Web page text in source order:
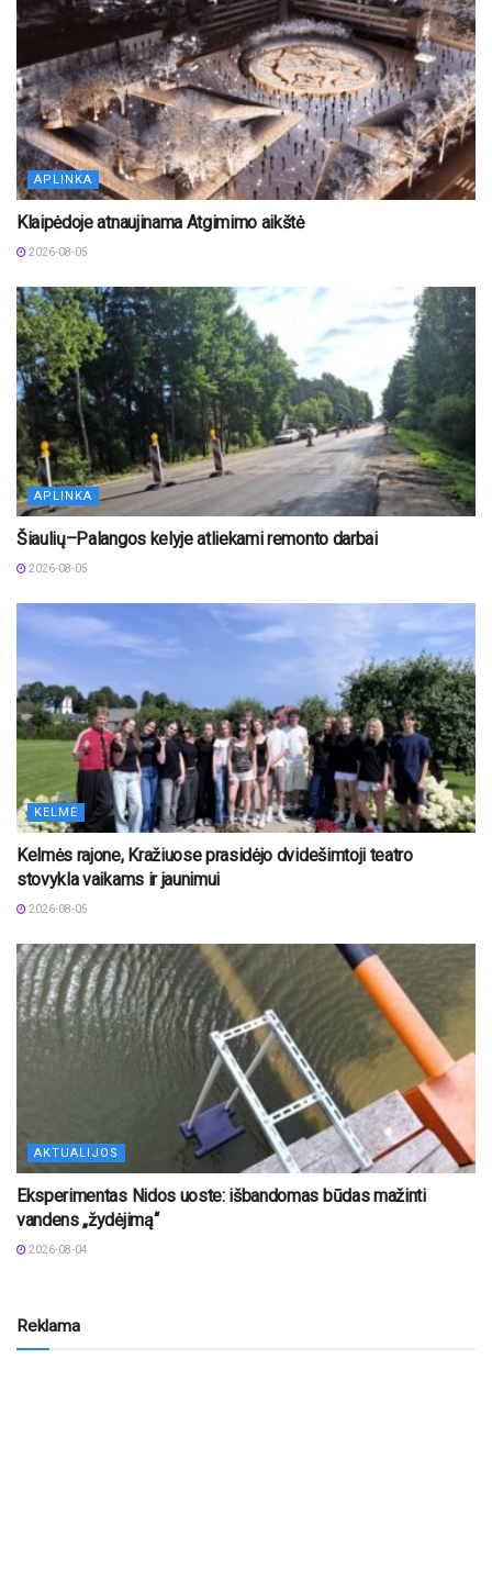
APLINKA
Klaipėdoje atnaujinama Atgimimo aikštė
2026-08-05
APLINKA
Šiaulių–Palangos kelyje atliekami remonto darbai
2026-08-05
KELMĖ
Kelmės rajone, Kražiuose prasidėjo dvidešimtoji teatro
stovykla vaikams ir jaunimui
2026-08-05
AKTUALIJOS
Eksperimentas Nidos uoste: išbandomas būdas mažinti
vandens „žydėjimą“
2026-08-04
Reklama